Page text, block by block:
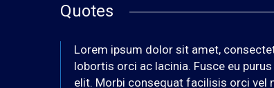
Quotes
Lorem ipsum dolor sit amet,
lobortis orci ac lacinia. Fusce eu
elit. Morbi consequat facilisis orci vel